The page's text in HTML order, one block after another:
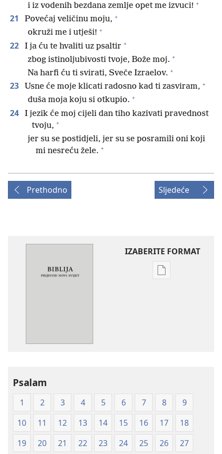
i iz vodenih bezdana zemlje opet me izvuci! +
21 Povećaj veličinu moju, +
okruži me i utješi! +
22 I ja ću te hvaliti uz psaltir +
zbog istinoljubivosti tvoje, Bože moj. +
Na harfi ću ti svirati, Sveče Izraelov. +
23 Usne će moje klicati radosno kad ti zasviram, +
duša moja koju si otkupio. +
24
I jezik će moj cijeli dan tiho kazivati pravednost
tvoju, +
jer su se postidjeli, jer su se posramili oni koji
mi nesreću žele. +
Prethodno Sljedeće
IZABERITE FORMAT
Postavke
korice)
Psalam
1 2 3 4 5 6 7 8
9
10
11 12 13 14 15 16 17
18
19
20 21 22 23 24 25 26
27